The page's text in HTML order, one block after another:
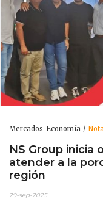
Mercados-Economía
NS Group inicia
atender a la
región
29-sep-2025